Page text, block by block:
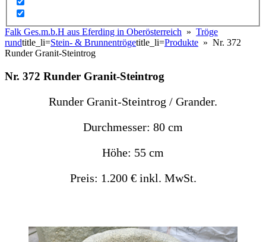
Falk Ges.m.b.H aus Eferding in Oberösterreich » Tröge
rundtitle_li=Stein- & Brunnentrögetitle_li=Produkte » Nr. 372
Runder Granit-Steintrog
Nr. 372 Runder Granit-Steintrog
Runder Granit-Steintrog / Grander.
Durchmesser: 80 cm
Höhe: 55 cm
Preis: 1.200 € inkl. MwSt.